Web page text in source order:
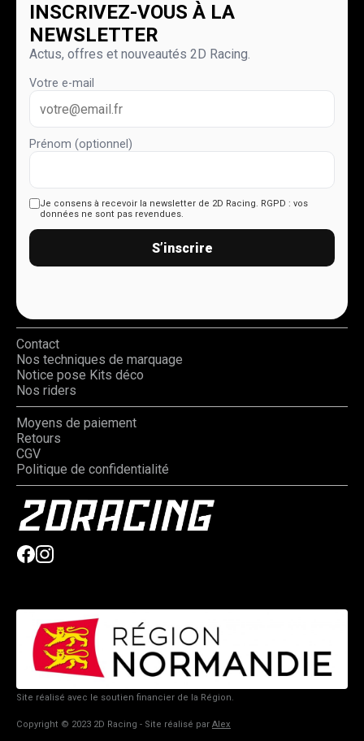
INSCRIVEZ-VOUS À LA
NEWSLETTER
Actus, offres et nouveautés 2D Racing.
Votre e-mail
Prénom (optionnel)
Je consens à recevoir la newsletter de 2D Racing. RGPD : vos
données ne sont pas revendues.
S’inscrire
Contact
Nos techniques de marquage
Notice pose Kits déco
Nos riders
Moyens de paiement
Retours
CGV
Politique de confidentialité
Site réalisé avec le soutien financier de la Région.
Copyright © 2023 2D Racing - Site réalisé par Alex